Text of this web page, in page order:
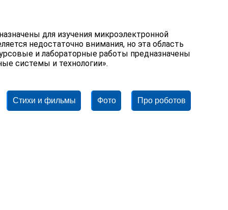
для изучения микроэлектронной
недостаточно внимания, но эта область
и лабораторные работы предназначены
системы и технологии».
Стихи и фильмы Фото Про роботов